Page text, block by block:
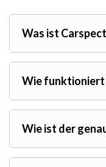
Was ist
Wie funktioniert
Wie ist der